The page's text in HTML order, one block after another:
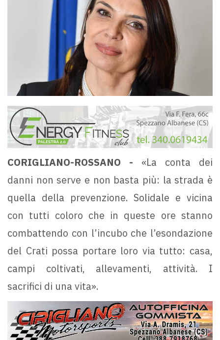
CORIGLIANO-ROSSANO - «La conta dei
danni non serve e non basta più: la strada è
quella della prevenzione. Solidale e vicina
con tutti coloro che in queste ore stanno
combattendo con l’incubo che l’esondazione
del Crati possa portare loro via tutto: casa,
campi coltivati, allevamenti, attività. I
sacrifici di una vita».